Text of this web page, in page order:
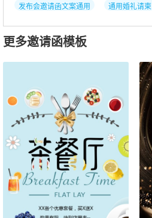
发布会邀请函文案通用
通用婚礼请柬
通用婚宴请柬
女儿满月通用请柬
更多邀请函模板